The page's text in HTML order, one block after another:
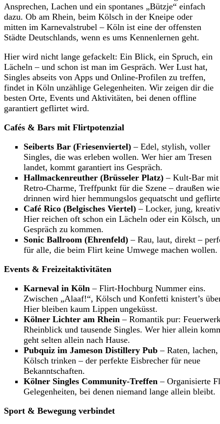
Ansprechen, Lachen und ein spontanes „Bützje“ einfach
dazu. Ob am Rhein, beim Kölsch in der Kneipe oder
mitten im Karnevalstrubel – Köln ist eine der offensten
Städte Deutschlands, wenn es ums Kennenlernen geht.
Hier wird nicht lange gefackelt: Ein Blick, ein Spruch, ein
Lächeln – und schon ist man im Gespräch. Wer Lust hat,
Singles abseits von Apps und Online-Profilen zu treffen,
findet in Köln unzählige Gelegenheiten. Wir zeigen dir die
besten Orte, Events und Aktivitäten, bei denen offline
garantiert geflirtet wird.
Cafés & Bars mit Flirtpotenzial
Seiberts Bar (Friesenviertel) – Edel, stylish, voller
Singles, die was erleben wollen. Wer hier am Tresen
landet, kommt garantiert ins Gespräch.
Hallmackenreuther (Brüsseler Platz) – Kult-Bar mit
Retro-Charme, Treffpunkt für die Szene – draußen wie
drinnen wird hier hemmungslos gequatscht und
Café Rico (Belgisches Viertel) – Locker, jung,
Hier reichen oft schon ein Lächeln oder ein Kölsch,
Gespräch zu kommen.
Sonic Ballroom (Ehrenfeld) – Rau, laut, direkt –
für alle, die beim Flirt keine Umwege machen wollen.
Events & Freizeitaktivitäten
Karneval in Köln – Flirt-Hochburg Nummer eins.
Zwischen „Alaaf!“, Kölsch und Konfetti knistert’s
Hier bleiben kaum Lippen ungeküsst.
Kölner Lichter am Rhein – Romantik pur:
Rheinblick und tausende Singles. Wer hier allein
geht selten allein nach Hause.
Pubquiz im Jameson Distillery Pub – Raten, lachen,
Kölsch trinken – der perfekte Eisbrecher für neue
Bekanntschaften.
Kölner Singles Community-Treffen – Organisierte
Gelegenheiten, bei denen niemand lange allein bleibt.
Sport & Bewegung verbindet